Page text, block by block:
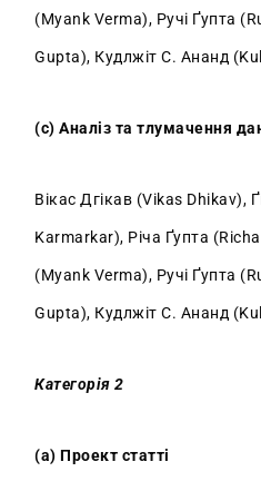
(Myank Verma), Ручі Ґупта
Gupta), Кудлжіт С. Ананд
(c) Аналіз та тлумачення
Вікас Дгікав (Vikas Dhikav),
Karmarkar), Річа Ґупта
(Myank Verma), Ручі Ґупта
Gupta), Кудлжіт С. Ананд
Категорія 2
(a) Проект статті